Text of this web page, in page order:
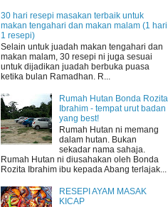
30 hari resepi masakan terbaik untuk
makan tengahari dan makan malam (1 hari
1 resepi)
Selain untuk juadah makan tengahari dan
makan malam, 30 resepi ni juga sesuai
untuk dijadikan juadah berbuka puasa
ketika bulan Ramadhan. R...
Rumah Hutan Bonda Rozita
Ibrahim - tempat urut badan
yang best!
Rumah Hutan ni memang
dalam hutan. Bukan
sekadar nama sahaja.
Rumah Hutan ni diusahakan oleh Bonda
Rozita Ibrahim ibu kepada Abang terlajak...
RESEPI AYAM MASAK
KICAP